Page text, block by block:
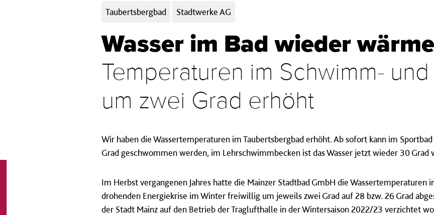
Kategorien:
Taubertsbergbad Stadtwerke AG
Wasser im Bad wieder
Temperaturen im Schwimm-
um zwei Grad erhöht
Wir haben die Wassertemperaturen im Taubertsbergbad erhöht. Ab sofort kann im
Grad geschwommen werden, im Lehrschwimmbecken ist das Wasser jetzt wieder 30 Grad
Im Herbst vergangenen Jahres hatte die Mainzer Stadtbad GmbH die Wassertemperaturen
drohenden Energiekrise im Winter freiwillig um jeweils zwei Grad auf 28 bzw. 26 Grad
der Stadt Mainz auf den Betrieb der Traglufthalle in der Wintersaison 2022/23 verzichtet